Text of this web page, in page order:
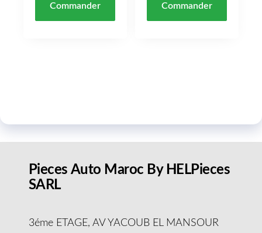
Commander Commander
Pieces Auto Maroc By HELPieces
SARL
3éme ETAGE, AV YACOUB EL MANSOUR